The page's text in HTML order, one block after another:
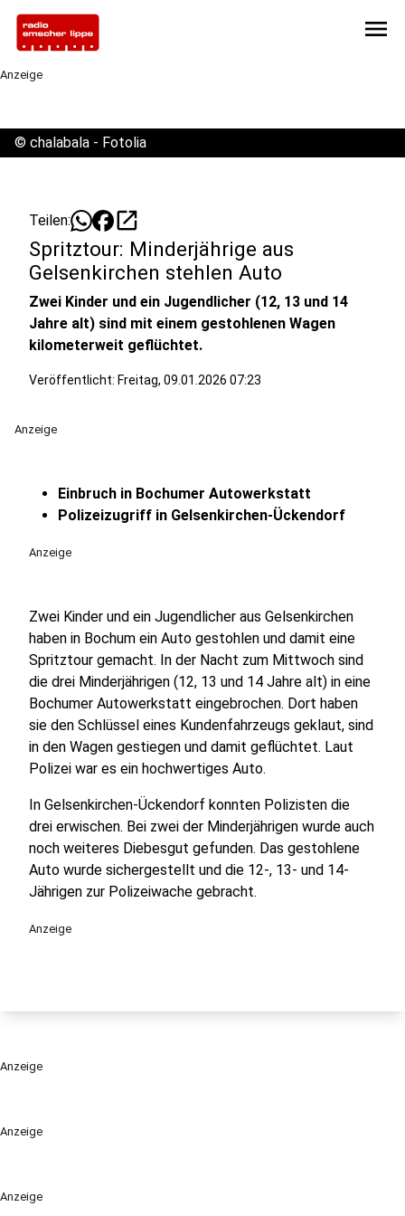
menu
Anzeige
Anzeige
Anzeige
© chalabala - Fotolia
Teilen: open_in_new
Spritztour: Minderjährige aus
Gelsenkirchen stehlen Auto
Zwei Kinder und ein Jugendlicher (12, 13 und 14
Jahre alt) sind mit einem gestohlenen Wagen
kilometerweit geflüchtet.
Veröffentlicht: Freitag, 09.01.2026 07:23
Anzeige
Einbruch in Bochumer Autowerkstatt
Polizeizugriff in Gelsenkirchen-Ückendorf
Anzeige
Zwei Kinder und ein Jugendlicher aus Gelsenkirchen
haben in Bochum ein Auto gestohlen und damit eine
Spritztour gemacht. In der Nacht zum Mittwoch sind
die drei Minderjährigen (12, 13 und 14 Jahre alt) in eine
Bochumer Autowerkstatt eingebrochen. Dort haben
sie den Schlüssel eines Kundenfahrzeugs geklaut, sind
in den Wagen gestiegen und damit geflüchtet. Laut
Polizei war es ein hochwertiges Auto.
In Gelsenkirchen-Ückendorf konnten Polizisten die
drei erwischen. Bei zwei der Minderjährigen wurde auch
noch weiteres Diebesgut gefunden. Das gestohlene
Auto wurde sichergestellt und die 12-, 13- und 14-
Jährigen zur Polizeiwache gebracht.
Anzeige
Anzeige